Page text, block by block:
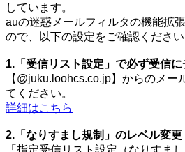
しています。
auの迷惑メールフィルタの機能拡
ので、以下の設定をご確認ください
1.「受信リスト設定」で必ず受信に
【@juku.loohcs.co.jp】からのメー
てください。
詳細はこちら
2.「なりすまし規制」のレベル変更
「指定受信リスト設定（なりすま